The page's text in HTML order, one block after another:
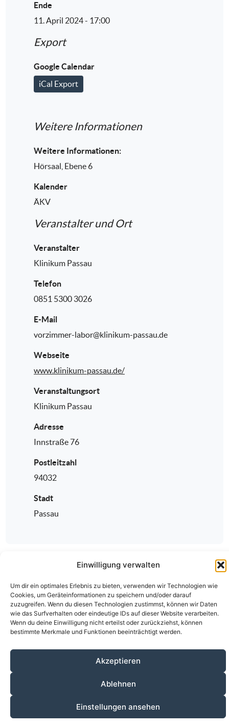
Einwilligung verwalten
Um dir ein optimales Erlebnis zu bieten, verwenden wir Technologien wie
Cookies, um Geräteinformationen zu speichern und/oder darauf
zuzugreifen. Wenn du diesen Technologien zustimmst, können wir Daten
wie das Surfverhalten oder eindeutige IDs auf dieser Website verarbeiten.
Wenn du deine Einwilligung nicht erteilst oder zurückziehst, können
bestimmte Merkmale und Funktionen beeinträchtigt werden.
Akzeptieren
Ablehnen
Einstellungen ansehen
Ende
11. April 2024 - 17:00
Export
Google Calendar
iCal Export
Weitere Informationen
Weitere Informationen:
Hörsaal, Ebene 6
Kalender
ÄKV
Veranstalter und Ort
Veranstalter
Klinikum Passau
Telefon
0851 5300 3026
E-Mail
vorzimmer-labor@klinikum-passau.de
Webseite
www.klinikum-passau.de/
Veranstaltungsort
Klinikum Passau
Adresse
Innstraße 76
Postleitzahl
94032
Stadt
Passau
Über den ÄKV Vorstandschaft
Anmeldung
© 2020-2026 Ärztlicher Kreisverband Passau
alle Rechte vorbehalten.